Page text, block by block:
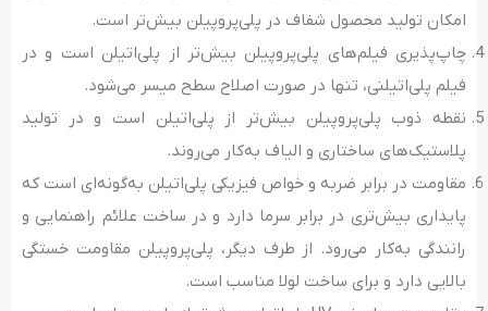
امکان تولید محصول شفاف در پلی‌پروپیلن بیش‌تر است.
چاپ‌پذیری فیلم‌های پلی‌پروپیلن بیش‌تر از پلی‌اتیلن است و در
فیلم پلی‌اتیلنی، تنها در صورت اصلاح سطح میسر می­‌شود.
نقطه ذوب پلی‌پروپیلن بیش‌تر از پلی‌اتیلن است و در تولید
پلاستیک‌­های ساختاری و الیاف به‌کار می­‌روند.
مقاومت در برابر ضربه و خواص فیزیکی پلی‌اتیلن به‌گونه‌ای است که
پایداری بیش‌تری در برابر سرما دارد و در ساخت علائم راهنمایی و
رانندگی به‌کار می‌رود. از طرف دیگر، پلی‌پروپیلن مقاومت خستگی
بالایی دارد و برای ساخت لولا مناسب است.